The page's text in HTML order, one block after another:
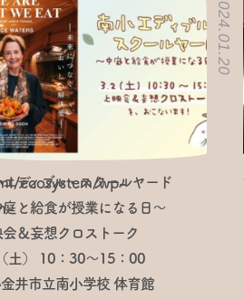
ecosystem/wp-
ディブル・スクールヤード
庭と給食が授業になる日～
会＆妄想クロストーク
土） 10：30～15：00
井市立南小学校 体育館
2024.01.20